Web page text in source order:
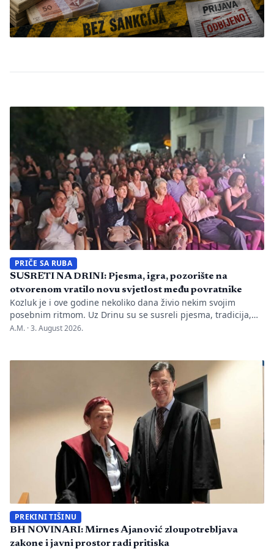
PRIČE SA RUBA
SUSRETI NA DRINI: Pjesma, igra, pozorište na
otvorenom vratilo novu svjetlost među povratnike
Kozluk je i ove godine nekoliko dana živio nekim svojim
posebnim ritmom. Uz Drinu su se susreli pjesma, tradicija,
gluma i ljudi, a „Susreti na Drini ’26“ još jednom su pokazali
se tih dana nije samo […]
A.M. ·3. August 2026.
PREKINI TIŠINU
BH NOVINARI: Mirnes Ajanović zloupotrebljava
zakone i javni prostor radi pritiska